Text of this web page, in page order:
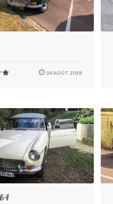
04 AOÛT 2018